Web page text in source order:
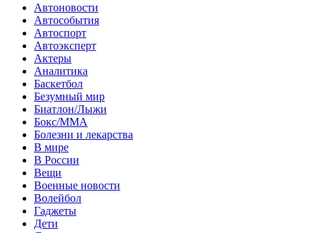
Автоновости
Автособытия
Автоспорт
Автоэксперт
Актеры
Аналитика
Баскетбол
Безумный мир
Биатлон/Лыжи
Бокс/MMA
Болезни и лекарства
В мире
В России
Вещи
Военные новости
Волейбол
Гаджеты
Дети